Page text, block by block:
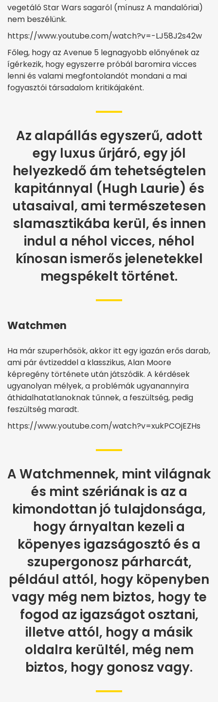
vegetáló Star Wars sagaról (mínusz A mandalóriai)
nem beszélünk.
https://www.youtube.com/watch?v=-LJ58J2s42w
Főleg, hogy az Avenue 5 legnagyobb előnyének az
ígérkezik, hogy egyszerre próbál baromira vicces
lenni és valami megfontolandót mondani a mai
fogyasztói társadalom kritikájaként.
Az alapállás egyszerű, adott
egy luxus űrjáró, egy jól
helyezkedő ám tehetségtelen
kapitánnyal (Hugh Laurie) és
utasaival, ami természetesen
slamasztikába kerül, és innen
indul a néhol vicces, néhol
kínosan ismerős jelenetekkel
megspékelt történet.
Watchmen
Ha már szuperhősök, akkor itt egy igazán erős darab,
ami pár évtizeddel a klasszikus, Alan Moore
képregény története után játszódik. A kérdések
ugyanolyan mélyek, a problémák ugyanannyira
áthidalhatatlanoknak tűnnek, a feszültség, pedig
feszültség maradt.
https://www.youtube.com/watch?v=xukPCOjEZHs
A Watchmennek, mint világnak
és mint szériának is az a
kimondottan jó tulajdonsága,
hogy árnyaltan kezeli a
köpenyes igazságosztó és a
szupergonosz párharcát,
például attól, hogy köpenyben
vagy még nem biztos, hogy te
fogod az igazságot osztani,
illetve attól, hogy a másik
oldalra kerültél, még nem
biztos, hogy gonosz vagy.